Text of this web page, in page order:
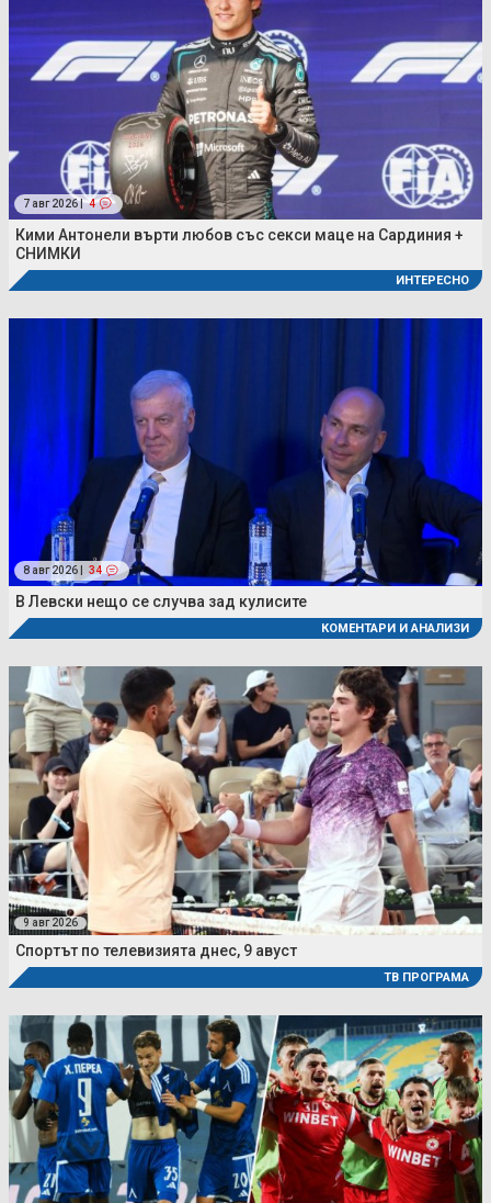
7 авг 2026 | 4
Кими Антонели върти любов със секси маце на Сардиния +
СНИМКИ
ИНТЕРЕСНО
8 авг 2026 | 34
В Левски нещо се случва зад кулисите
КОМЕНТАРИ И АНАЛИЗИ
9 авг 2026
Спортът по телевизията днес, 9 авуст
ТВ ПРОГРАМА